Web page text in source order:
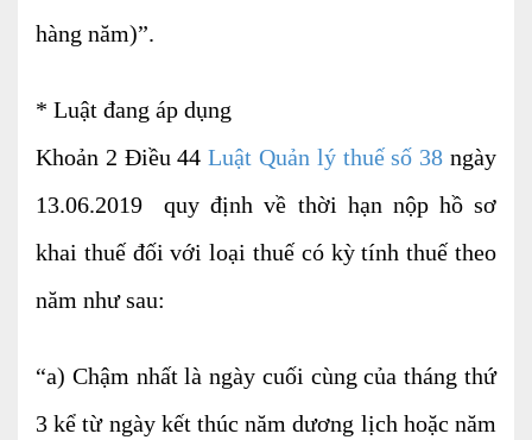
Dịch vụ thẩm định giá
Thi công, lắp đặt nhôm kính
TIN TỨC VĂN BẢN PHÁP LUẬT TƯ VẤN HỎI ĐÁP
hàng năm)”.
* Luật đang áp dụng
Khoản 2 Điều 44Luật Quản lý thuế số 38 ngày
13.06.2019 quy định về thời hạn nộp hồ sơ
khai thuế đối với loại thuế có kỳ tính thuế theo
năm như sau:
“a) Chậm nhất là ngày cuối cùng của tháng thứ
3 kể từ ngày kết thúc năm dương lịch hoặc năm